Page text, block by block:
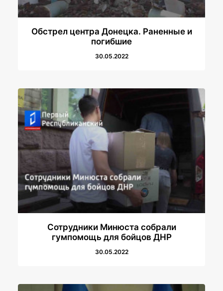
Обстрел центра Донецка. Раненные и
погибшие
30.05.2022
Сотрудники Минюста собрали
гумпомощь для бойцов ДНР
30.05.2022